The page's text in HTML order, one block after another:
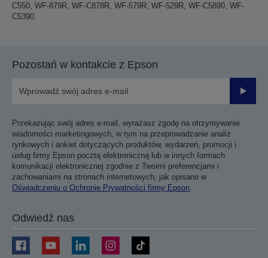
C550, WF-879R, WF-C878R, WF-579R, WF-529R, WF-C5890, WF-
C5390.
Pozostań w kontakcie z Epson
Przekazując swój adres e-mail, wyrażasz zgodę na otrzymywanie
wiadomości marketingowych, w tym na przeprowadzanie analiz
rynkowych i ankiet dotyczących produktów, wydarzeń, promocji i
usług firmy Epson pocztą elektroniczną lub w innych formach
komunikacji elektronicznej zgodnie z Twoimi preferencjami i
zachowaniami na stronach internetowych, jak opisano w
Oświadczeniu o Ochronie Prywatności firmy Epson.
Odwiedź nas